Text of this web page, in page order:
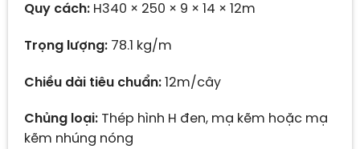
Quy cách:H340 × 250 × 9 × 14 × 12m
Trọng lượng:78.1 kg/m
Chiều dài tiêu chuẩn:12m/cây
Chủng loại:Thép hình H đen, mạ kẽm hoặc mạ
kẽm nhúng nóng